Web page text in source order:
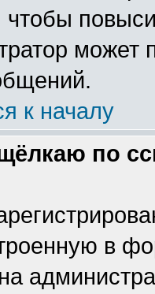
чтобы
может
к началу
по
в